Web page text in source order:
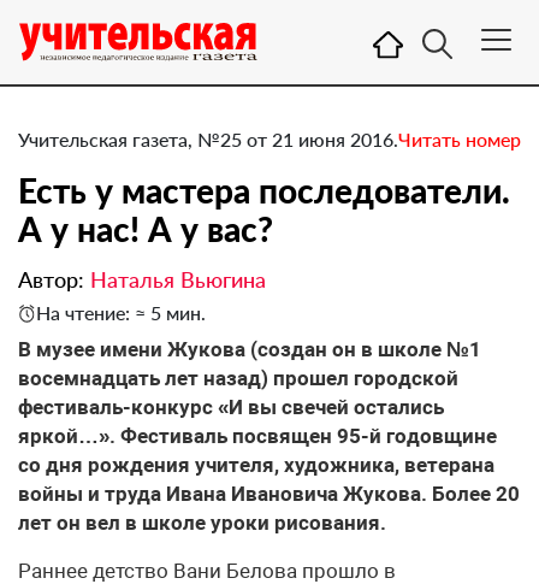
Учительская газета, №25 от 21 июня 2016.Читать номер
Есть у мастера последователи.
А у нас! А у вас?
Автор: Наталья Вьюгина
На чтение: ≈ 5 мин.
В музее имени Жукова (создан он в школе №1
восемнадцать лет назад) прошел городской
фестиваль-конкурс «И вы свечей остались
яркой…». Фестиваль посвящен 95-й годовщине
со дня рождения учителя, художника, ветерана
войны и труда Ивана Ивановича Жукова. Более 20
лет он вел в школе уроки рисования.
Раннее детство Вани Белова прошло в